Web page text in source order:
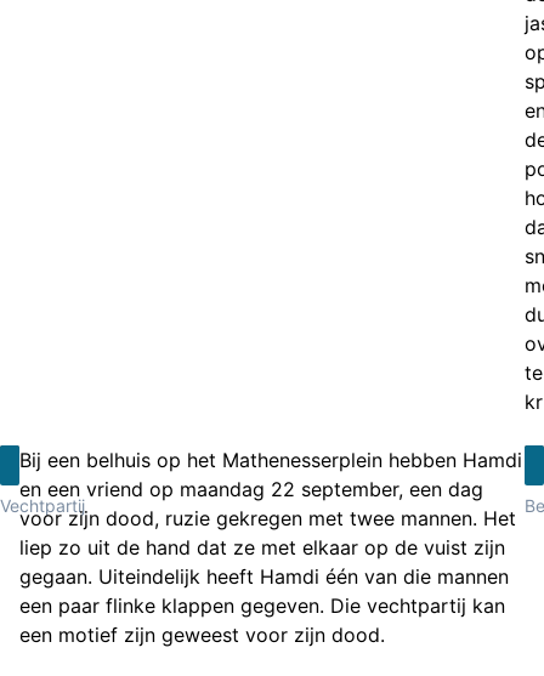
te
Vechtpartij
Bij een belhuis op het Mathenesserplein hebben Hamdi
en een vriend op maandag 22 september, een dag
voor zijn dood, ruzie gekregen met twee mannen. Het
liep zo uit de hand dat ze met elkaar op de vuist zijn
gegaan. Uiteindelijk heeft Hamdi één van die mannen
een paar flinke klappen gegeven. Die vechtpartij kan
een motief zijn geweest voor zijn dood.